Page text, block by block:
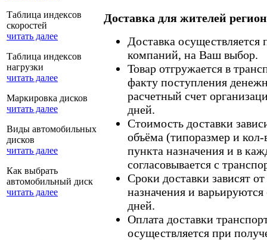
Таблица индексов
скоростей
читать далее
Таблица индексов
нагрузки
читать далее
Маркировка дисков
читать далее
Виды автомобильных
дисков
читать далее
Как выбрать
автомобильный диск
читать далее
Доставка для жителей
Доставка
компаний, на Ваш выбор.
Товар отгружается в
факту поступления
расчетный счет
дней.
Стоимость доставки
объёма (типоразмер и кол-
пункта назначения и в
согласовывается с
Сроки доставки зависят
назначения и
дней.
Оплата доставки
осуществляется при